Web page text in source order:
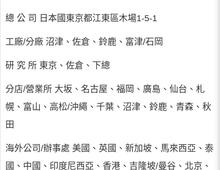
總 公 司 日本國東京都江東區木場1-5-1
工廠/分廠 沼津、佐倉、鈴鹿、富津/石岡
研 究 所 東京、佐倉、下總
分店/營業所 大坂、名古屋、福岡、廣島、仙台、札
幌、富山、高松/沖繩、千葉、沼津、鈴鹿、青森、秋
田
海外公司/辦事處 美國、英國、新加坡、馬來西亞、泰
國、中國、印度尼西亞、香港、吉隆坡/曼谷、北京、